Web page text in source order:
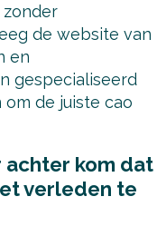
de website van
en
gespecialiseerd
de juiste cao
achter kom dat
verleden te